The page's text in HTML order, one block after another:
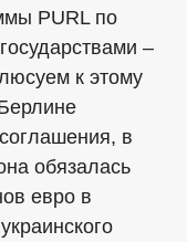
PURL по
–
к этому
в
обязалась
евро в